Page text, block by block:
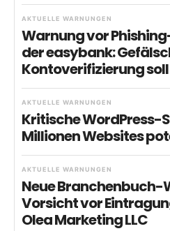
AKTUELLE WARNUNGEN
Warnung vor
der easybank:
Kontoverifizierung
AKTUELLE WARNUNGEN
Kritische WordPress-
Millionen Websites
AKTUELLE WARNUNGEN
Neue Branchenbuch-
Vorsicht vor
Olea Marketing LLC